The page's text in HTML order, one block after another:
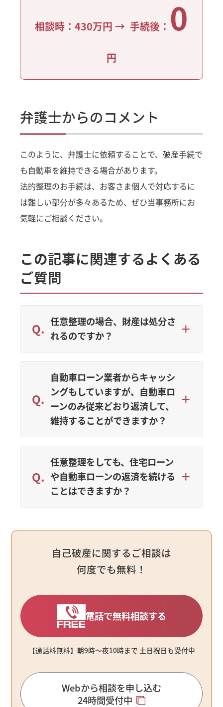
相談時：430万円 → 手続後： 0
円
弁護士からのコメント
このように、弁護士に依頼することで、破産手続で
も自動車を維持できる場合があります。
法的整理のお手続は、お客さま個人で対応するに
は難しい部分が多々あるため、ぜひ当事務所にお
気軽にご相談ください。
この記事に関連するよくある
ご質問
任意整理の場合、財産は処分さ
れるのですか？
自動車ローン業者からキャッシ
ングもしていますが、自動車ロ
ーンのみ従来どおり返済して、
維持することができますか？
任意整理をしても、住宅ローン
や自動車ローンの返済を続ける
ことはできますか？
自己破産に関するご相談は
何度でも無料！
電話で無料相談する
【通話料無料】朝9時〜夜10時まで ⼟⽇祝⽇も受付中
Webから相談を申し込む
24時間受付中